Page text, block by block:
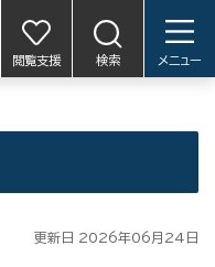
閲覧支援 検索 メニュー
更新日 2026年06月24日